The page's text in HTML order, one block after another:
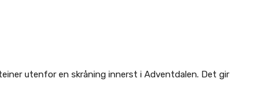
utenfor en skråning innerst i Adventdalen. Det gir